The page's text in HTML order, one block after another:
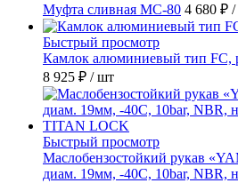
Муфта сливная МС-80 4 680 ₽
Быстрый просмотр
Камлок алюминиевый тип FC,
8 925 ₽ / шт
Быстрый просмотр
Маслобензостойкий рукав
диам. 19мм, -40C, 10bar, NBR,